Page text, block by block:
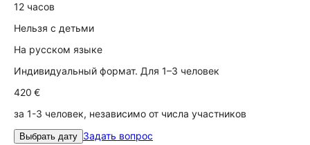
12 часов
Нельзя с детьми
На русском языке
Индивидуальный формат. Для 1–3 человек
420 €
за 1-3 человек, независимо от числа участников
Выбрать дату Задать вопрос